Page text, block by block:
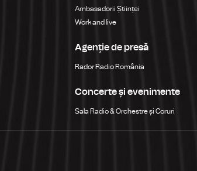
Ambasadorii Științei
Work and live
Agenție de presă
Rador Radio România
Concerte și evenimente
Sala Radio & Orchestre și Coruri